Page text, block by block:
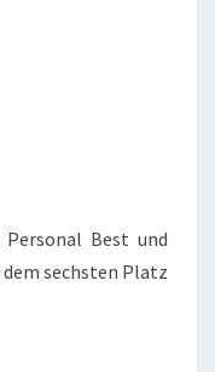
Best und
sechsten Platz